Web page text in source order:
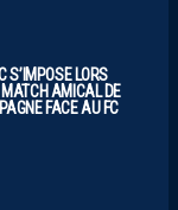
S’IMPOSE LORS
MATCH AMICAL DE
FACE AU FC